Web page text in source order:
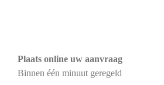
Plaats online uw aanvraag
Binnen één minuut geregeld